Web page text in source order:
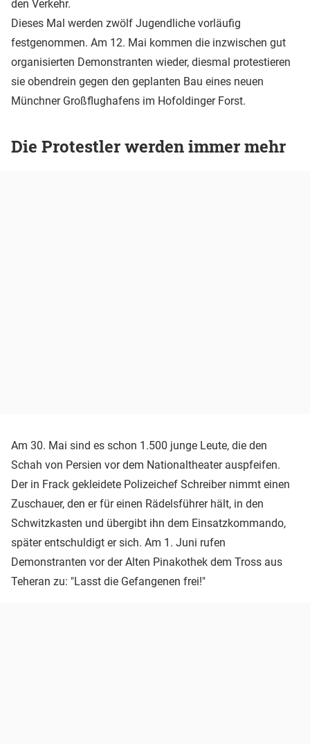
den Verkehr.
Dieses Mal werden zwölf Jugendliche vorläufig
festgenommen. Am 12. Mai kommen die inzwischen gut
organisierten Demonstranten wieder, diesmal protestieren
sie obendrein gegen den geplanten Bau eines neuen
Münchner Großflughafens im Hofoldinger Forst.
Die Protestler werden immer mehr
Am 30. Mai sind es schon 1.500 junge Leute, die den
Schah von Persien vor dem Nationaltheater auspfeifen.
Der in Frack gekleidete Polizeichef Schreiber nimmt einen
Zuschauer, den er für einen Rädelsführer hält, in den
Schwitzkasten und übergibt ihn dem Einsatzkommando,
später entschuldigt er sich. Am 1. Juni rufen
Demonstranten vor der Alten Pinakothek dem Tross aus
Teheran zu: "Lasst die Gefangenen frei!"